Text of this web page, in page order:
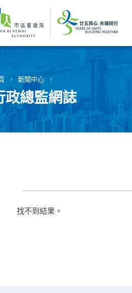
新聞中心
政總監網誌
找不到結果。